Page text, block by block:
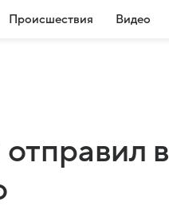
Происшествия Видео
в